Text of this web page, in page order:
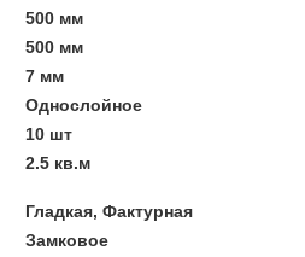
500 мм
500 мм
7 мм
Однослойное
10 шт
2.5 кв.м
Гладкая, Фактурная
Замковое